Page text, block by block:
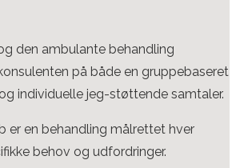
den ambulante behandling
på både en gruppebaseret
individuelle jeg-støttende samtaler.
er en behandling målrettet hver
behov og udfordringer.